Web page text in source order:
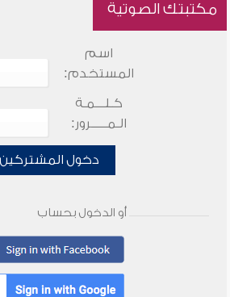
مكتبتك الصوتية
اسم
المستخدم:
كـلـــمـة
الـمـــــرور:
دخول المشتركين
أو الدخول بحساب